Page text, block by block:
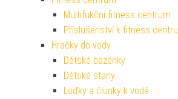
Multifukční fitness centrum
Příslušenství k fitness centru
Hračky do vody
Dětské bazénky
Dětské stany
Loďky a člunky k vodě